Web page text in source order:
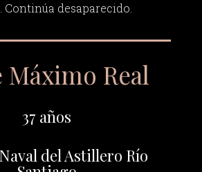
Continúa desaparecido.
Máximo Real
37 años
del Astillero Río